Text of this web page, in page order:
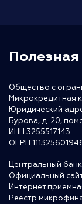
Общество с
Микрокредитная
Юридический
Бурова, д. 20,
ИНН 3255517143
ОГРН
Центральный
Официальный
Интернет
Реестр